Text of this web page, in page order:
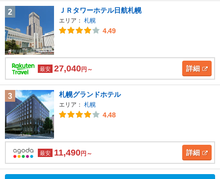
2 ＪＲタワーホテル日航札幌
エリア： 札幌
4.49
最安 27,040円～ 詳細
3 札幌グランドホテル
エリア： 札幌
4.48
最安 11,490円～ 詳細